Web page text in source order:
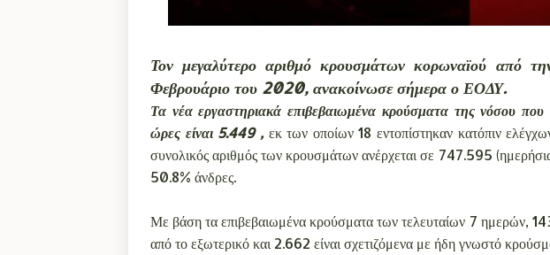
Τον μεγαλύτερο αριθμό κρουσμάτων κορωναϊού από
Φεβρουάριο του 2020, ανακοίνωσε σήμερα ο ΕΟΔΥ.
Τα νέα εργαστηριακά επιβεβαιωμένα κρούσματα της νόσου που
ώρες είναι 5.449 ,εκ των οποίων 18 εντοπίστηκαν κατόπιν
συνολικός αριθμός των κρουσμάτων ανέρχεται σε 747.595
50.8% άνδρες.
Με βάση τα επιβεβαιωμένα κρούσματα των τελευταίων 7 ημερών, 143
από το εξωτερικό και 2.662 είναι σχετιζόμενα με ήδη γνωστό